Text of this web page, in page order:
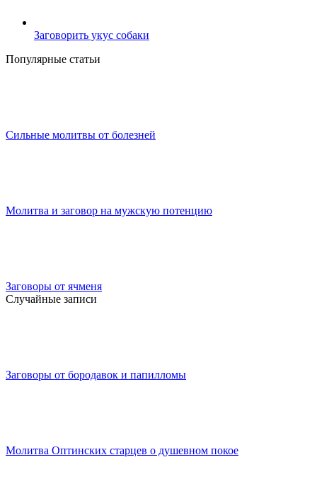
Заговорить укус собаки
Популярные статьи
Сильные молитвы от болезней
Молитва и заговор на мужскую потенцию
Заговоры от ячменя
Случайные записи
Заговоры от бородавок и папилломы
Молитва Оптинских старцев о душевном покое